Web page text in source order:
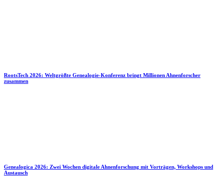
RootsTech 2026: Weltgrößte Genealogie-Konferenz bringt Millionen Ahnenforscher
zusammen
Genealogica 2026: Zwei Wochen digitale Ahnenforschung mit Vorträgen, Workshops und
Austausch